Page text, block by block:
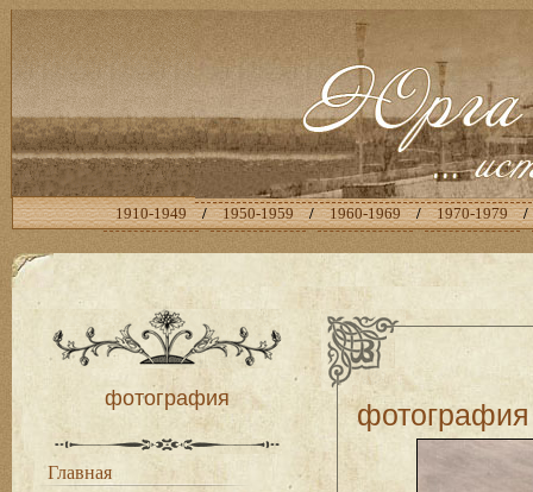
1910-1949 / 1950-1959 / 1960-1969 / 1970-1979 /
фотография
Главная
фотография